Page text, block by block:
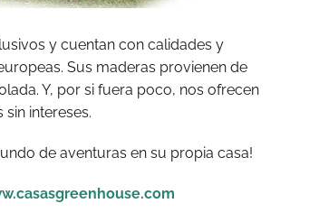
y cuentan con calidades y
Sus maderas provienen de
Y, por si fuera poco, nos ofrecen
intereses.
de aventuras en su propia casa!